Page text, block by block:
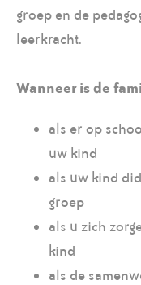
groep en de
leerkracht.
Wanneer is de
als er op
uw kind
als uw kind
groep
als u zich
kind
als de